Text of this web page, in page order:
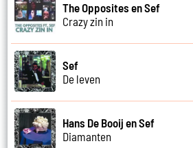
The Opposites en Sef
Crazy zin in
Sef
De leven
Hans De Booij en Sef
Diamanten